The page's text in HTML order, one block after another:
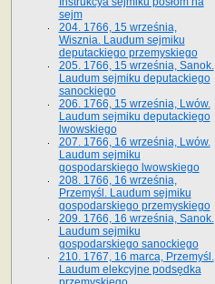
sejm
204. 1766, 15 września,
Wisznia. Laudum sejmiku
deputackiego przemyskiego
205. 1766, 15 września, Sanok.
Laudum sejmiku deputackiego
sanockiego
206. 1766, 15 września, Lwów.
Laudum sejmiku deputackiego
lwowskiego
207. 1766, 16 września, Lwów.
Laudum sejmiku
gospodarskiego lwowskiego
208. 1766, 16 września,
Przemyśl. Laudum sejmiku
gospodarskiego przemyskiego
209. 1766, 16 września, Sanok.
Laudum sejmiku
gospodarskiego sanockiego
210. 1767, 16 marca, Przemyśl.
Laudum elekcyjne podsędka